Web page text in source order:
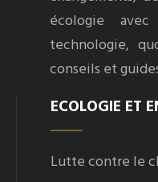
écologie
technologie,
conseils et
ECOLOGIE ET
Lutte contre le